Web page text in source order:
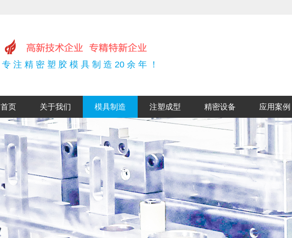
专 注 精 密 塑 胶 模 具 制 造 20 余 年 ！
首页 关于我们 模具制造 注塑成型 精密设备 应用案例